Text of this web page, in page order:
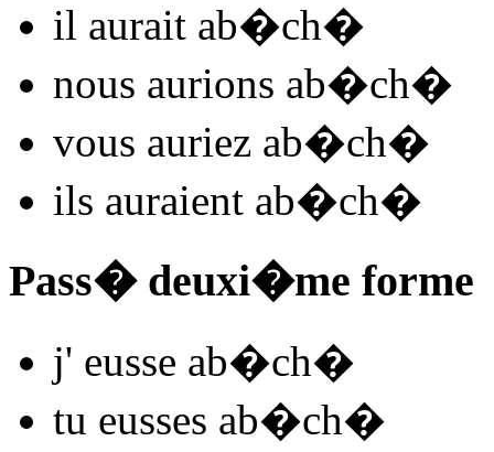
il aurait ab�ch�
nous aurions ab�ch�
vous auriez ab�ch�
ils auraient ab�ch�
Pass� deuxi�me forme
j' eusse ab�ch�
tu eusses ab�ch�